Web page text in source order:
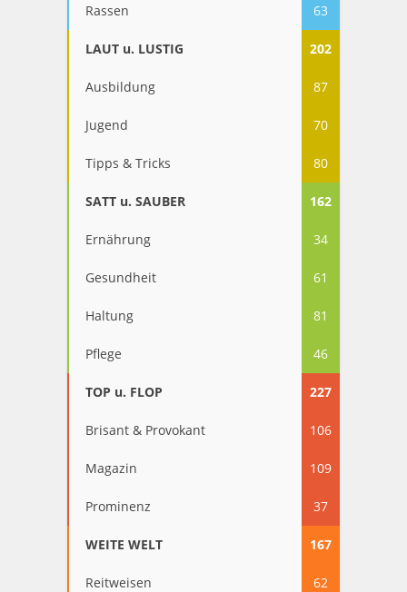
Rassen 63
LAUT u. LUSTIG 202
Ausbildung 87
Jugend 70
Tipps & Tricks 80
SATT u. SAUBER 162
Ernährung 34
Gesundheit 61
Haltung 81
Pflege 46
TOP u. FLOP 227
Brisant & Provokant 106
Magazin 109
Prominenz 37
WEITE WELT 167
Reitweisen 62